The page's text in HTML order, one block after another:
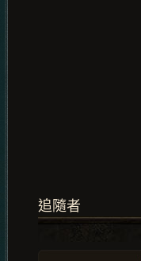
追隨者